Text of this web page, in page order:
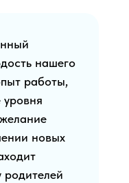
нашего
работы,
новых
родителей